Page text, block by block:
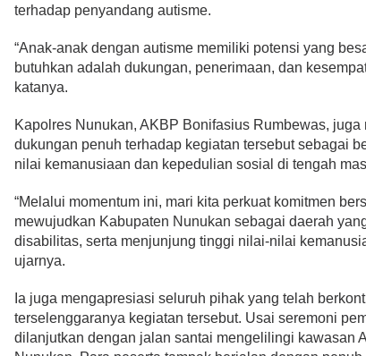
terhadap penyandang autisme.
“Anak-anak dengan autisme memiliki potensi yang
butuhkan adalah dukungan, penerimaan, dan
katanya.
Kapolres Nunukan, AKBP Bonifasius Rumbewas, juga
dukungan penuh terhadap kegiatan tersebut sebagai
nilai kemanusiaan dan kepedulian sosial di tengah
“Melalui momentum ini, mari kita perkuat komitmen
mewujudkan Kabupaten Nunukan sebagai daerah
disabilitas, serta menjunjung tinggi nilai-nilai
ujarnya.
Ia juga mengapresiasi seluruh pihak yang telah
terselenggaranya kegiatan tersebut. Usai seremoni
dilanjutkan dengan jalan santai mengelilingi kawasan